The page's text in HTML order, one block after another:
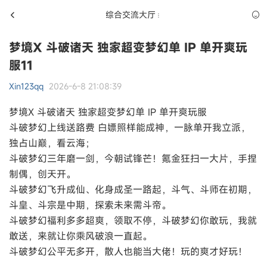
综合交流大厅
梦境X 斗破诸天 独家超变梦幻单 IP 单开爽玩
服11
Xin123qq 2026-6-8 21:08:39
梦境X 斗破诸天 独家超变梦幻单 IP 单开爽玩服
斗破梦幻上线送路费 白嫖照样能成神，一脉单开我立派，
独占山巅，看云海；
斗破梦幻三年磨一剑，今朝试锋芒！​氪金狂扫一大片，手捏
制偶，创天开。
斗破梦幻飞升成仙、化身成圣一路起，斗气、斗师在初期，
斗皇、斗宗是中期，探索未来需斗帝。
斗破梦幻福利多多超爽，领取不停，斗破梦幻你敢玩，我就
敢送，来就让你乘风破浪一直起。
斗破梦幻公平无多开，散人也能当大佬！玩的爽才好玩！